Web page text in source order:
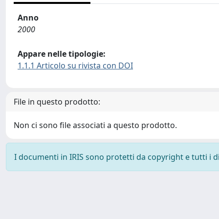
Anno
2000
Appare nelle tipologie:
1.1.1 Articolo su rivista con DOI
File in questo prodotto:
Non ci sono file associati a questo prodotto.
I documenti in IRIS sono protetti da copyright e tutti i